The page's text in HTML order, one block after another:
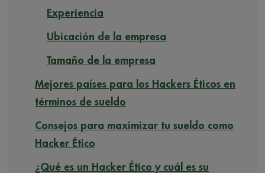
Experiencia
Ubicación de la empresa
Tamaño de la empresa
Mejores países para los Hackers Éticos en
términos de sueldo
Consejos para maximizar tu sueldo como
Hacker Ético
¿Qué es un Hacker Ético y cuál es su